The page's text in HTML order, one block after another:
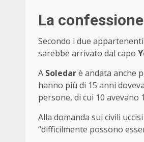
La
Secondo i due
sarebbe arrivato dal capo
A Soledarè andata anche
hanno più di 15 anni
persone, di cui 10 avevano
Alla domanda sui civili
“difficilmente possono